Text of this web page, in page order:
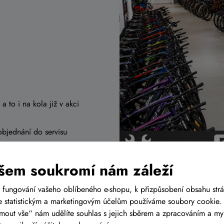
a to i na kola již v akci
do servisu
soukromí nám záleží
fungování vašeho oblíbeného e-shopu, k přizpůsobení obsahu
statistickým a marketingovým účelům používáme soubory
vše“ nám udělíte souhlas s jejich sběrem a zpracováním a